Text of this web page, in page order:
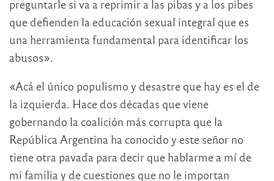
preguntarle si va a reprimir a las pibas y a los pibes
que defienden la educación sexual integral que es
una herramienta fundamental para identificar los
abusos».
«Acá el único populismo y desastre que hay es el de
la izquierda. Hace dos décadas que viene
gobernando la coalición más corrupta que la
República Argentina ha conocido y este señor no
tiene otra pavada para decir que hablarme a mí de
mi familia y de cuestiones que no le importan